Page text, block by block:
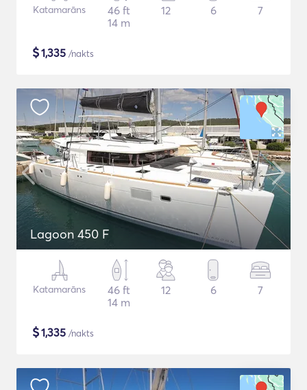
Katamarāns
46 ft
14 m
12 6 7
$1,335 /nakts
Lagoon 450 F
Katamarāns
46 ft
14 m
12 6 7
$1,335 /nakts